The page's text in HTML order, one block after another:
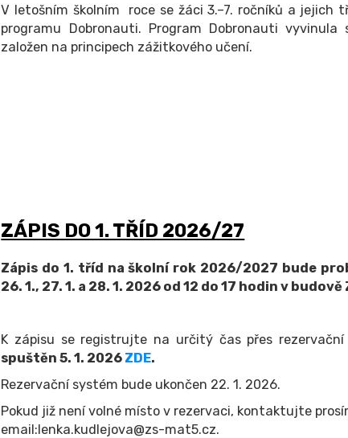
V letošním školním roce se žáci 3.–7. ročníků a jejich
programu Dobronauti. Program Dobronauti
založen na principech zážitkového učení.
ZÁPIS DO 1. TŘÍD 2026/27
Zápis do 1. tříd na školní rok 2026/2027 bude
26. 1., 27. 1. a 28. 1. 2026 od 12 do 17 hodin v
K zápisu se registrujte na určitý čas přes rezervační
spuštěn 5. 1. 2026 ZDE.
Rezervační systém bude ukončen 22. 1. 2026.
Pokud již není volné místo v rezervaci, kontaktujte
email:lenka.kudlejova@zs-mat5.cz.